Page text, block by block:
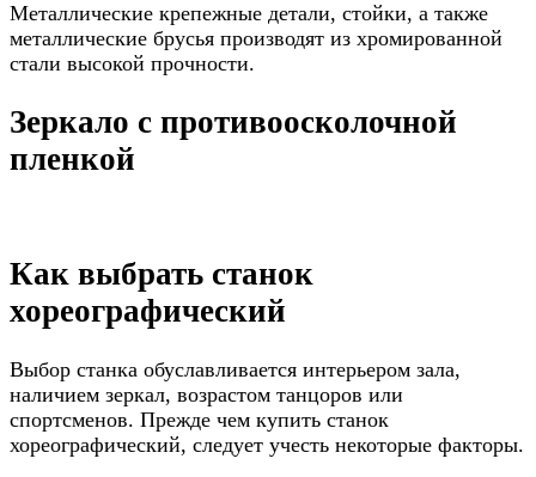
Металлические крепежные детали, стойки, а также
металлические брусья производят из хромированной
стали высокой прочности.
Зеркало с противоосколочной
пленкой
Как выбрать станок
хореографический
Выбор станка обуславливается интерьером зала,
наличием зеркал, возрастом танцоров или
спортсменов. Прежде чем купить станок
хореографический, следует учесть некоторые факторы.